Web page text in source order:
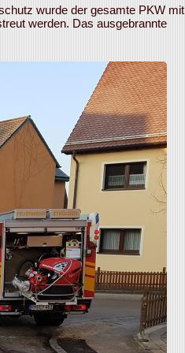
wurde der gesamte PKW mit
werden. Das ausgebrannte